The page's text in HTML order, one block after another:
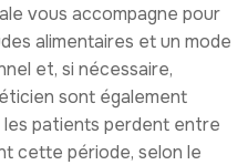
vous accompagne pour
alimentaires et un mode
et, si nécessaire,
sont également
les patients perdent entre
cette période, selon le